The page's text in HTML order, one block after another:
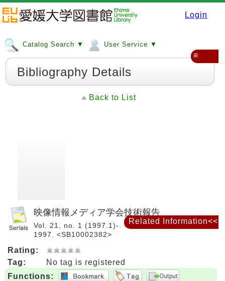
Login
Catalog Search ▼ User Service ▼
≡
Bibliography Details
Back to List
映像情報メディア学会技術報告
Vol. 21, no. 1 (1997.1)-. -- 映像情報メディア学会,
1997. <SB10002382>
Rating:
Tag:
No tag is registered
Functions:
Related Information<<